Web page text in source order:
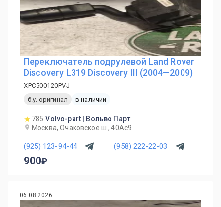
Переключатель подрулевой Land Rover
Discovery L319 Discovery III (2004—2009)
XPC500120PVJ
б.у. оригинал
в наличии
785 Volvo-part | Вольво Парт
Москва, Очаковское ш., 40Ас9
(925) 123-94-44 (958) 222-22-03
900
06.08.2026